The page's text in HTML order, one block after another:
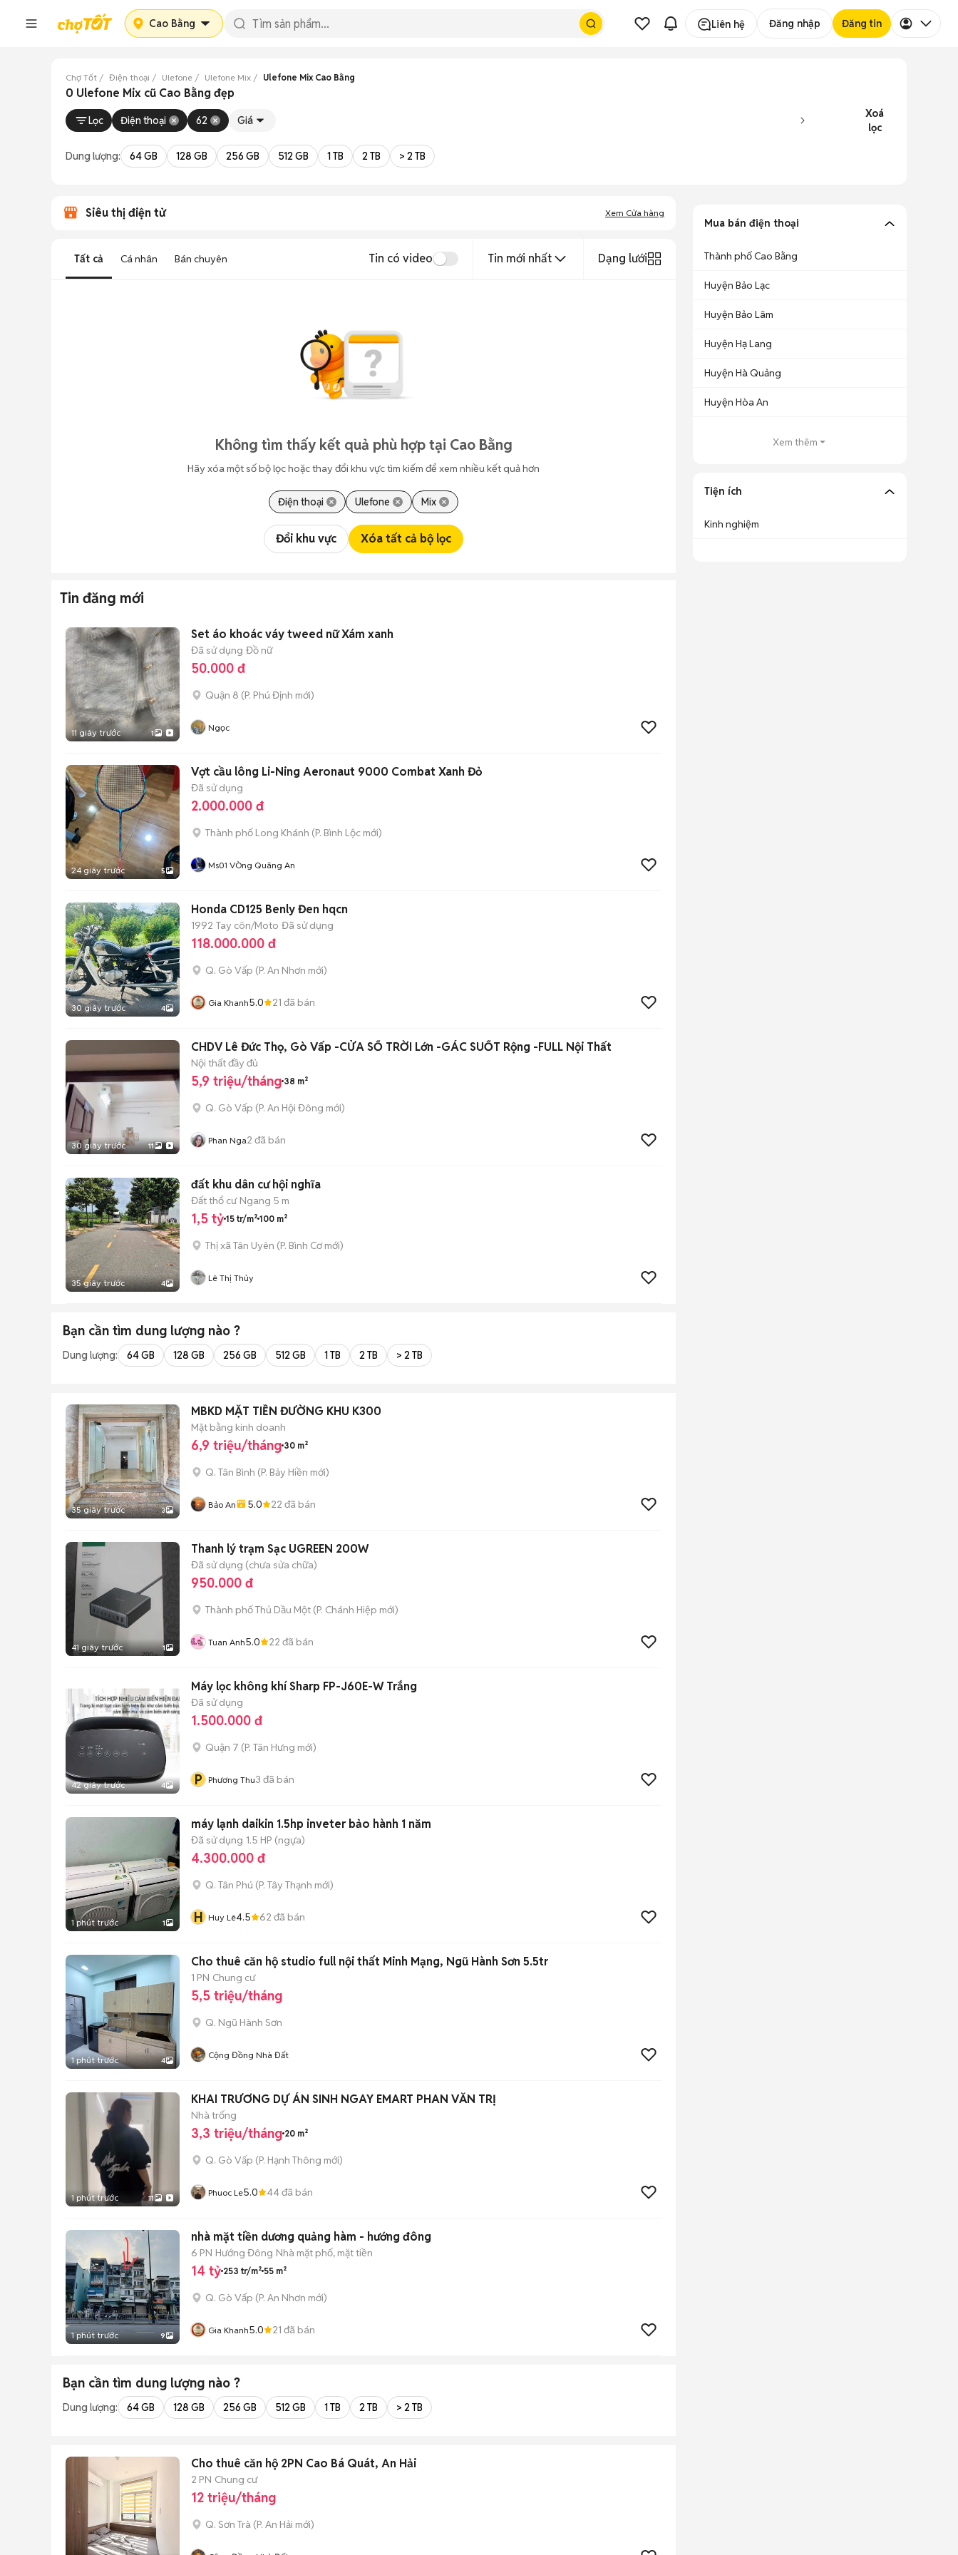
Cao Bằng Liên hệ Đăng nhập Đăng tin
Chợ Tốt Điện thoại Ulefone Ulefone Mix Ulefone Mix Cao Bằng
0 Ulefone Mix cũ Cao Bằng đẹp
Lọc Điện thoại 62 Giá
Xoá
lọc
Dung lượng: 64 GB 128 GB 256 GB 512 GB 1 TB 2 TB > 2 TB
Siêu thị điện tử Xem Cửa hàng
Tất cả Cá nhân Bán chuyên Tin có video Tin mới nhất Dạng lưới
Không tìm thấy kết quả phù hợp tại Cao Bằng
Hãy xóa một số bộ lọc hoặc thay đổi khu vực tìm kiếm để xem nhiều kết quả hơn
Điện thoại Ulefone Mix
Đổi khu vực Xóa tất cả bộ lọc
Tin đăng mới
11 giây trước 1
Set áo khoác váy tweed nữ Xám xanh
Đã sử dụng Đồ nữ
50.000 đ
Quận 8 (P. Phú Định mới)
Ngọc
24 giây trước 5
Vợt cầu lông Li-Ning Aeronaut 9000 Combat Xanh Đỏ
Đã sử dụng
2.000.000 đ
Thành phố Long Khánh (P. Bình Lộc mới)
Ms01 VÒng Quãng An
30 giây trước 4
Honda CD125 Benly Đen hqcn
1992 Tay côn/Moto Đã sử dụng
118.000.000 đ
Q. Gò Vấp (P. An Nhơn mới)
Gia Khanh5.0 21 đã bán
30 giây trước 11
CHDV Lê Đức Thọ, Gò Vấp -CỬA SỔ TRỜI Lớn -GÁC SUỐT Rộng -FULL Nội Thất
Nội thất đầy đủ
5,9 triệu/tháng 38 m²
Q. Gò Vấp (P. An Hội Đông mới)
Phan Nga2 đã bán
35 giây trước 4
đất khu dân cư hội nghĩa
Đất thổ cư Ngang 5 m
1,5 tỷ 15 tr/m² 100 m²
Thị xã Tân Uyên (P. Bình Cơmới)
Lê Thị Thủy
Bạn cần tìm dung lượng nào ?
Dung lượng: 64 GB 128 GB 256 GB 512 GB 1 TB 2 TB > 2 TB
35 giây trước 3
MBKD MẶT TIỀN ĐƯỜNG KHU K300
Mặt bằng kinh doanh
6,9 triệu/tháng 30 m²
Q. Tân Bình (P. Bảy Hiền mới)
Bảo An 5.0 22 đã bán
41 giây trước 1
Thanh lý trạm Sạc UGREEN 200W
Đã sử dụng (chưa sửa chữa)
950.000 đ
Thành phố Thủ Dầu Một (P. Chánh Hiệp mới)
Tuan Anh5.0 22 đã bán
42 giây trước 4
Máy lọc không khí Sharp FP-J60E-W Trắng
Đã sử dụng
1.500.000 đ
Quận 7 (P. Tân Hưng mới)
P Phương Thu3 đã bán
1 phút trước 1
máy lạnh daikin 1.5hp inveter bảo hành 1 năm
Đã sử dụng 1.5 HP (ngựa)
4.300.000 đ
Q. Tân Phú (P. Tây Thạnh mới)
H Huy Lê4.5 62 đã bán
1 phút trước 4
Cho thuê căn hộ studio full nội thất Minh Mạng, Ngũ Hành Sơn 5.5tr
1 PN Chung cư
5,5 triệu/tháng
Q. Ngũ Hành Sơn
Cộng Đồng Nhà Đất
1 phút trước 11
KHAI TRƯƠNG DỰ ÁN SINH NGAY EMART PHAN VĂN TRỊ
Nhà trống
3,3 triệu/tháng 20 m²
Q. Gò Vấp (P. Hạnh Thông mới)
Phuoc Le5.0 44đã bán
1 phút trước 9
nhà mặt tiền dương quảng hàm - hướng đông
6 PN Hướng Đông Nhà mặt phố, mặt tiền
14 tỷ 253 tr/m² 55 m²
Q. Gò Vấp (P. An Nhơn mới)
Gia Khanh5.0 21 đã bán
Bạn cần tìm dung lượng nào ?
Dung lượng: 64 GB 128 GB 256 GB 512 GB 1 TB 2 TB > 2 TB
Cho thuê căn hộ 2PN Cao Bá Quát, An Hải
2 PN Chung cư
12 triệu/tháng
Q. Sơn Trà (P. An Hải mới)
Mua bán điện thoại
Thành phố Cao Bằng
Huyện Bảo Lạc
Huyện Bảo Lâm
Huyện Hạ Lang
Huyện Hà Quảng
Huyện Hòa An
Xem thêm
Tiện ích
Kinh nghiệm